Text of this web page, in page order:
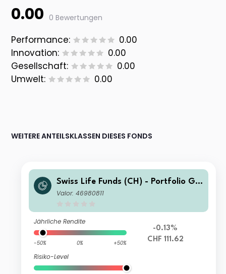
0.00 0 Bewertungen
Performance:
0.00
Innovation:
0.00
Gesellschaft:
0.00
Umwelt:
0.00
WEITERE ANTEILSKLASSEN DIESES FONDS
Swiss Life Funds (CH) - Portfolio Glo
bal Income (CHF) F Cap
Valor: 46980811
Jährliche Rendite
-50% 0% +50%
Risiko-Level
-0.13%
CHF 111.62